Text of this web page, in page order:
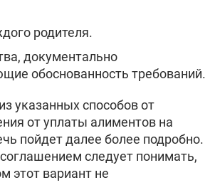
родителя.
документально
обоснованность требований.
указанных способов от
от уплаты алиментов на
пойдет далее более подробно.
следует понимать,
этот вариант не